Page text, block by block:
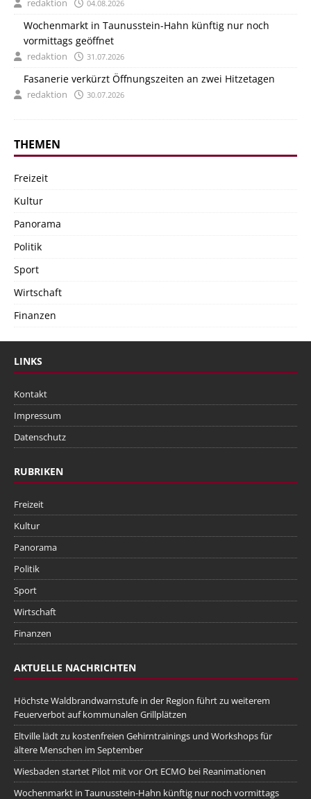
redaktion 04.08.2026
Wochenmarkt in Taunusstein-Hahn künftig nur noch
vormittags geöffnet
redaktion 31.07.2026
Fasanerie verkürzt Öffnungszeiten an zwei Hitzetagen
redaktion 30.07.2026
THEMEN
Freizeit
Kultur
Panorama
Politik
Sport
Wirtschaft
Finanzen
LINKS
Kontakt
Impressum
Datenschutz
RUBRIKEN
Freizeit
Kultur
Panorama
Politik
Sport
Wirtschaft
Finanzen
AKTUELLE NACHRICHTEN
Höchste Waldbrandwarnstufe in der Region führt zu weiterem
Feuerverbot auf kommunalen Grillplätzen
Eltville lädt zu kostenfreien Gehirntrainings und Workshops für
ältere Menschen im September
Wiesbaden startet Pilot mit vor Ort ECMO bei Reanimationen
Wochenmarkt in Taunusstein-Hahn künftig nur noch vormittags